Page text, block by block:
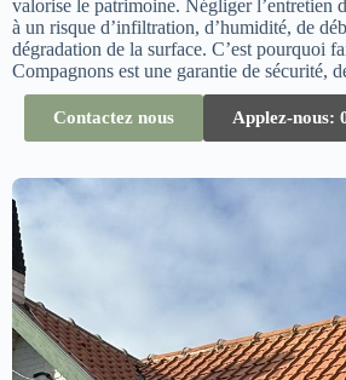
valorise le patrimoine. Négliger l’entretien
à un risque d’infiltration, d’humidité, de
dégradation de la surface. C’est pourquoi
Compagnons est une garantie de sécurité,
Contactez nous Applez-nous: